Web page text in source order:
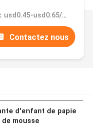
Prix：usd0.45-usd0.65/pc
Contactez nous
d'enfant de papie
mousse